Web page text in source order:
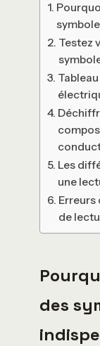
Testez
Les
une
Erreurs
de
des